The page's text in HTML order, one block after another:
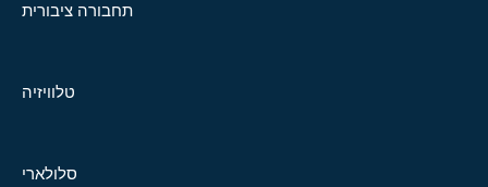
תחבורה ציבורית
טלוויזיה
סלולארי